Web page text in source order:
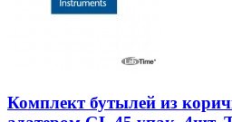
Комплект бутылей из